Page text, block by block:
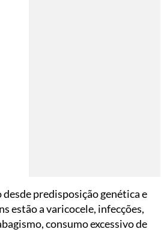
predisposição genética e
estão a varicocele, infecções,
consumo excessivo de